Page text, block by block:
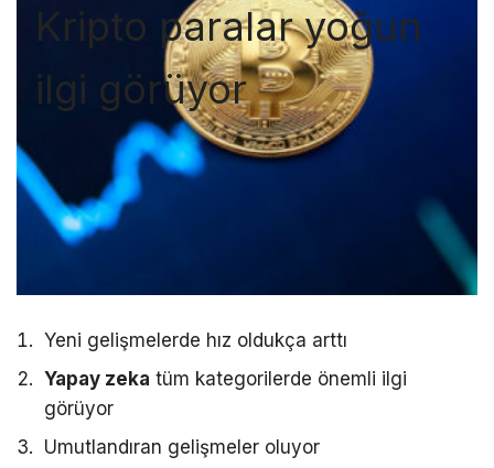
Kripto paralar yoğun
ilgi görüyor
Yeni gelişmelerde hız oldukça arttı
Yapay zeka tüm kategorilerde önemli ilgi
görüyor
Umutlandıran gelişmeler oluyor